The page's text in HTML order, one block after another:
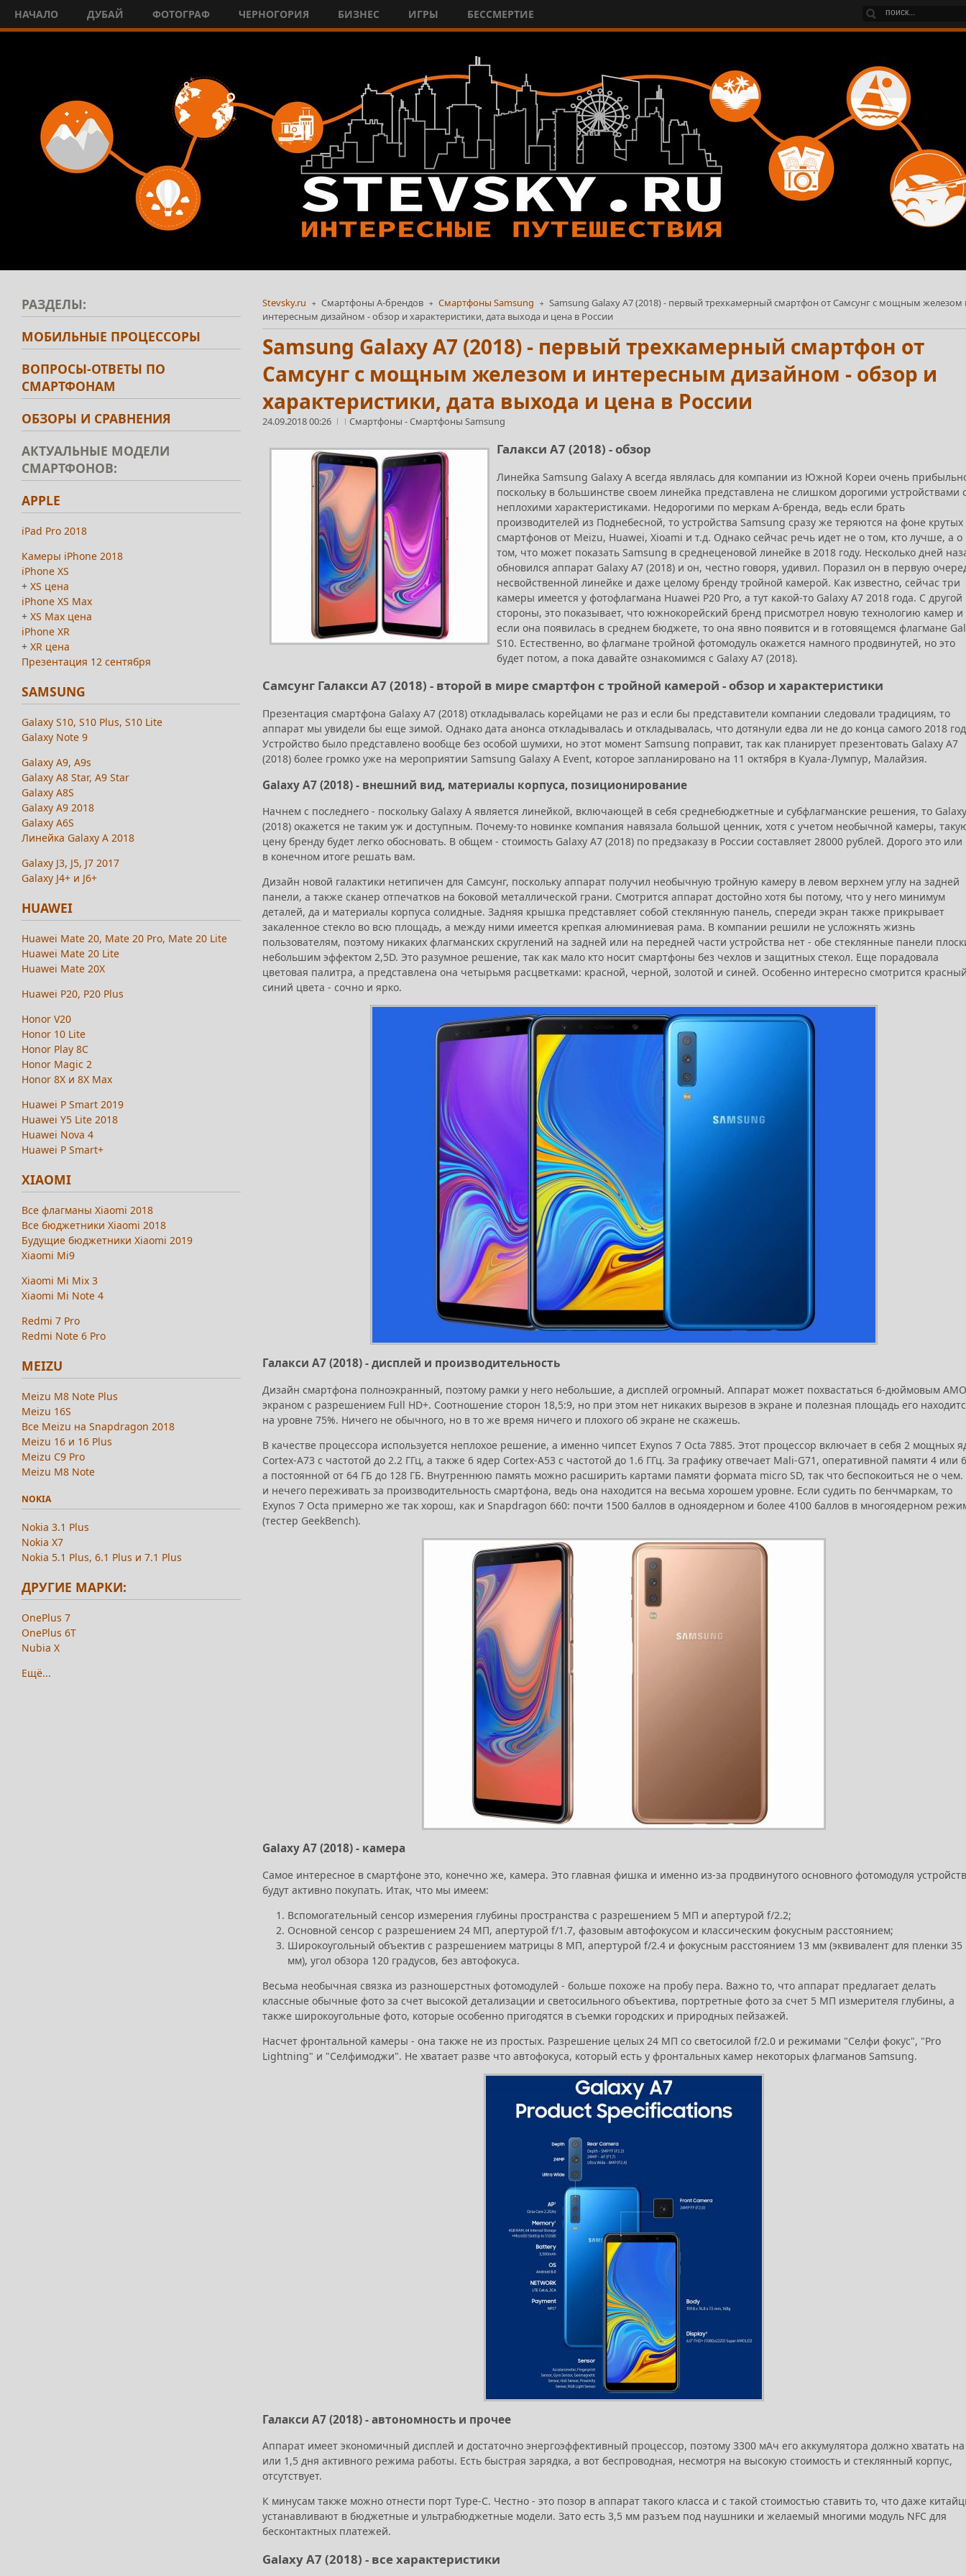
НАЧАЛО ДУБАЙ ФОТОГРАФ ЧЕРНОГОРИЯ БИЗНЕС ИГРЫ БЕССМЕРТИЕ
Stevsky.ru Смартфоны А-брендов Смартфоны Samsung
Samsung Galaxy A7 (2018) - первый трехкамерный смартфон от Самсунг с мощным железом
интересным дизайном - обзор и характеристики, дата выхода и цена в России
Samsung Galaxy A7 (2018) - первый трехкамерный смартфон от
Самсунг с мощным железом и интересным дизайном - обзор и
характеристики, дата выхода и цена в России
24.09.2018 00:26 Смартфоны -Смартфоны Samsung
Галакси А7 (2018) - обзор
Линейка Samsung Galaxy A всегда являлась для компании из Южной Кореи очень
поскольку в большинстве своем линейка представлена не слишком дорогими устройствами
неплохими характеристиками. Недорогими по меркам А-бренда, ведь если брать
производителей из Поднебесной, то устройства Samsung сразу же теряются на фоне крутых
смартфонов от Meizu, Huawei, Xioami и т.д. Однако сейчас речь идет не о том, кто лучше, а о
том, что может показать Samsung в среднеценовой линейке в 2018 году. Несколько дней
обновился аппарат Galaxy A7 (2018) и он, честно говоря, удивил. Поразил он в первую
несвойственной линейке и даже целому бренду тройной камерой. Как известно, сейчас три
камеры имеется у фотофлагмана Huawei P20 Pro, а тут какой-то Galaxy A7 2018 года. С другой
стороны, это показывает, что южнокорейский бренд присмотрел новую технологию камер и
если она появилась в среднем бюджете, то она явно появится и в готовящемся флагмане
S10. Естественно, во флагмане тройной фотомодуль окажется намного продвинутей, но это
будет потом, а пока давайте ознакомимся с Galaxy A7 (2018).
Самсунг Галакси А7 (2018) - второй в мире смартфон с тройной камерой - обзор и характеристики
Презентация смартфона Galaxy A7 (2018) откладывалась корейцами не раз и если бы представители компании следовали традициям, то
аппарат мы увидели бы еще зимой. Однако дата анонса откладывалась и откладывалась, что дотянули едва ли не до конца самого 2018
Устройство было представлено вообще без особой шумихи, но этот момент Samsung поправит, так как планирует презентовать Galaxy A7
(2018) более громко уже на мероприятии Samsung Galaxy A Event, которое запланировано на 11 октября в Куала-Лумпур, Малайзия.
Galaxy A7 (2018) - внешний вид, материалы корпуса, позиционирование
Начнем с последнего - поскольку Galaxy A является линейкой, включающей в себя среднебюджетные и субфлагманские решения, то
(2018) окажется не таким уж и доступным. Почему-то новинке компания навязала большой ценник, хотя с учетом необычной камеры,
цену бренду будет легко обосновать. В общем - стоимость Galaxy A7 (2018) по предзаказу в России составляет 28000 рублей. Дорого это или
в конечном итоге решать вам.
Дизайн новой галактики нетипичен для Самсунг, поскольку аппарат получил необычную тройную камеру в левом верхнем углу на задней
панели, а также сканер отпечатков на боковой металлической грани. Смотрится аппарат достойно хотя бы потому, что у него минимум
деталей, да и материалы корпуса солидные. Задняя крышка представляет собой стеклянную панель, спереди экран также прикрывает
закаленное стекло во всю площадь, а между ними имеется крепкая алюминиевая рама. В компании решили не усложнять жизнь
пользователям, поэтому никаких флагманских скруглений на задней или на передней части устройства нет - обе стеклянные панели
небольшим эффектом 2,5D. Это разумное решение, так как мало кто носит смартфоны без чехлов и защитных стекол. Еще порадовала
цветовая палитра, а представлена она четырьмя расцветками: красной, черной, золотой и синей. Особенно интересно смотрится
синий цвета - сочно и ярко.
Галакси А7 (2018) - дисплей и производительность
Дизайн смартфона полноэкранный, поэтому рамки у него небольшие, а дисплей огромный. Аппарат может похвастаться 6-дюймовым
экраном с разрешением Full HD+. Соотношение сторон 18,5:9, но при этом нет никаких вырезов в экране и полезная площадь его
на уровне 75%. Ничего не обычного, но в то же время ничего и плохого об экране не скажешь.
В качестве процессора используется неплохое решение, а именно чипсет Exynos 7 Octa 7885. Этот процессор включает в себя 2 мощных
Cortex-A73 с частотой до 2.2 ГГц, а также 6 ядер Cortex-A53 с частотой до 1.6 ГГц. За графику отвечает Mali-G71, оперативной памяти 4 или
а постоянной от 64 ГБ до 128 ГБ. Внутреннюю память можно расширить картами памяти формата micro SD, так что беспокоиться не о чем.
и нечего переживать за производительность смартфона, ведь она находится на весьма хорошем уровне. Если судить по бенчмаркам, то
Exynos 7 Octa примерно же так хорош, как и Snapdragon 660: почти 1500 баллов в одноядерном и более 4100 баллов в многоядерном
(тестер GeekBench).
Galaxy A7 (2018) - камера
Самое интересное в смартфоне это, конечно же, камера. Это главная фишка и именно из-за продвинутого основного фотомодуля
будут активно покупать. Итак, что мы имеем:
Вспомогательный сенсор измерения глубины пространства с разрешением 5 МП и апертурой f/2.2;
Основной сенсор с разрешением 24 МП, апертурой f/1.7, фазовым автофокусом и классическим фокусным расстоянием;
Широкоугольный объектив с разрешением матрицы 8 МП, апертурой f/2.4 и фокусным расстоянием 13 мм (эквивалент для пленки 35
мм), угол обзора 120 градусов, без автофокуса.
Весьма необычная связка из разношерстных фотомодулей - больше похоже на пробу пера. Важно то, что аппарат предлагает делать
классные обычные фото за счет высокой детализации и светосильного объектива, портретные фото за счет 5 МП измерителя глубины, а
также широкоугольные фото, которые особенно пригодятся в съемки городских и природных пейзажей.
Насчет фронтальной камеры - она также не из простых. Разрешение целых 24 МП со светосилой f/2.0 и режимами "Селфи фокус", "Pro
Lightning" и "Селфимоджи". Не хватает разве что автофокуса, который есть у фронтальных камер некоторых флагманов Samsung.
Галакси А7 (2018) - автономность и прочее
Аппарат имеет экономичный дисплей и достаточно энергоэффективный процессор, поэтому 3300 мАч его аккумулятора должно хватать
или 1,5 дня активного режима работы. Есть быстрая зарядка, а вот беспроводная, несмотря на высокую стоимость и стеклянный корпус,
отсутствует.
К минусам также можно отнести порт Type-C. Честно - это позор в аппарат такого класса и с такой стоимостью ставить то, что даже
устанавливают в бюджетные и ультрабюджетные модели. Зато есть 3,5 мм разъем под наушники и желаемый многими модуль NFC для
бесконтактных платежей.
Galaxy A7 (2018) - все характеристики
РАЗДЕЛЫ:
МОБИЛЬНЫЕ ПРОЦЕССОРЫ
ВОПРОСЫ-ОТВЕТЫ ПО
СМАРТФОНАМ
ОБЗОРЫ И СРАВНЕНИЯ
АКТУАЛЬНЫЕ МОДЕЛИ
СМАРТФОНОВ:
APPLE
iPad Pro 2018
Камеры iPhone 2018
iPhone XS
+ XS цена
iPhone XS Max
+ XS Max цена
iPhone XR
+ XR цена
Презентация 12 сентября
SAMSUNG
Galaxy S10, S10 Plus, S10 Lite
Galaxy Note 9
Galaxy A9, A9s
Galaxy A8 Star, A9 Star
Galaxy A8S
Galaxy A9 2018
Galaxy A6S
Линейка Galaxy A 2018
Galaxy J3, J5, J7 2017
Galaxy J4+ и J6+
HUAWEI
Huawei Mate 20, Mate 20 Pro, Mate 20 Lite
Huawei Mate 20 Lite
Huawei Mate 20X
Huawei P20, P20 Plus
Honor V20
Honor 10 Lite
Honor Play 8C
Honor Magic 2
Honor 8X и 8X Max
Huawei P Smart 2019
Huawei Y5 Lite 2018
Huawei Nova 4
Huawei P Smart+
XIAOMI
Все флагманы Xiaomi 2018
Все бюджетники Xiaomi 2018
Будущие бюджетники Xiaomi 2019
Xiaomi Mi9
Xiaomi Mi Mix 3
Xiaomi Mi Note 4
Redmi 7 Pro
Redmi Note 6 Pro
MEIZU
Meizu M8 Note Plus
Meizu 16S
Все Meizu на Snapdragon 2018
Meizu 16 и 16 Plus
Meizu C9 Pro
Meizu M8 Note
NOKIA
Nokia 3.1 Plus
Nokia X7
Nokia 5.1 Plus, 6.1 Plus и 7.1 Plus
ДРУГИЕ МАРКИ:
OnePlus 7
OnePlus 6T
Nubia X
Ещё...